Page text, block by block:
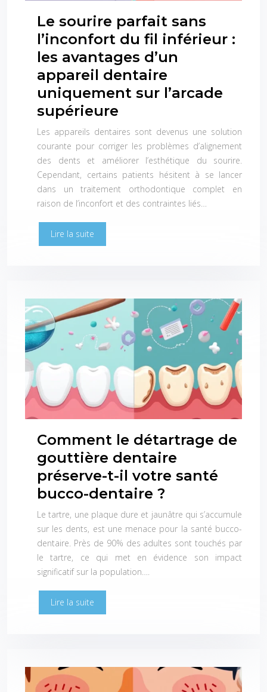
Le sourire parfait sans
l’inconfort du fil inférieur :
les avantages d’un
appareil dentaire
uniquement sur l’arcade
supérieure
Les appareils dentaires sont devenus une solution
courante pour corriger les problèmes d’alignement
des dents et améliorer l’esthétique du sourire.
Cependant, certains patients hésitent à se lancer
dans un traitement orthodontique complet en
raison de l’inconfort et des contraintes liés…
Lire la suite
Comment le détartrage de
gouttière dentaire
préserve-t-il votre santé
bucco-dentaire ?
Le tartre, une plaque dure et jaunâtre qui s’accumule
sur les dents, est une menace pour la santé bucco-
dentaire. Près de 90% des adultes sont touchés par
le tartre, ce qui met en évidence son impact
significatif sur la population….
Lire la suite